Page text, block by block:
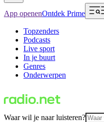
App openenOntdek Prime
Topzenders
Podcasts
Live sport
In je buurt
Genres
Onderwerpen
Waar wil je naar luisteren?